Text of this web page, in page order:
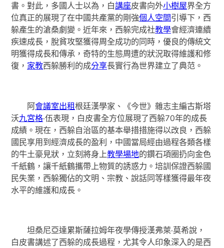
書。對此，多國人士以為，白講座皮書向外小樹屋界全方
位真正的展現了在中國共產黨的剛強個人空間引導下，西
躲產生的滄桑劇變。近年來，西躲完成社教學會經濟連續
疾速成長，脫貧攻堅獲得周全成功的同時，優良的傳統文
明獲得成長和傳承，奇特的生態周遭的狀況取得維護和修
復， 家教西躲勝利的成分享長實行為世界建立了典范。
阿會議室出租根廷漢學家、《今世》雜志主編古斯塔
沃九宮格·伍表現，白皮書全方位展現了西躲70年的成長
成績。現在，西躲自治區的基本舉措措施得以改良，西躲
國民享用到經濟成長的盈利，中國當局經由過程各類各樣
的牛土豪見狀，立刻將身上教學場地的鑽石項圈扔向金色
千紙鶴，讓千紙鶴攜帶上物質的誘惑力。培訓保證西躲國
民失業，西躲獨佔的文明、宗教、說話同等樣獲得最年夜
水平的維護和成長。
坦桑尼亞達累斯薩拉姆年夜學傳授漢弗萊·莫希說，
白皮書講述了西躲的成長過程，尤其令人印象深入的是西